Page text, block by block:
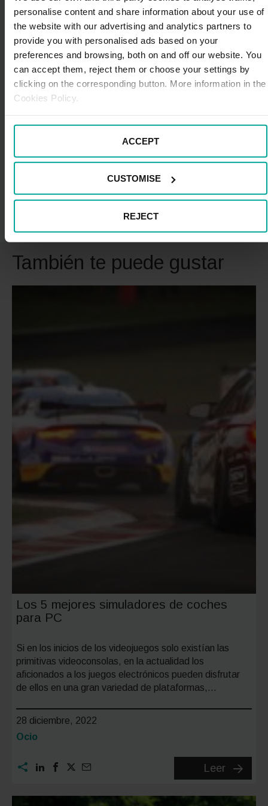
personalise content and share information about your use of
the website with our advertising and analytics partners to
provide you with personalised ads based on your
preferences and browsing, both on and off our website. You
can accept them, reject them or choose your settings by
clicking on the corresponding button. More information in the
Cookies Policy.
ACCEPT
CUSTOMISE
REJECT
día, es fundamental para cuidar tu vida y la de los
demás. Si tienes niños en casa, edúcalos desde
pequeños y enséñales las normas generales de
circulación tanto en vías urbanas como en el resto.
DesdeWikidriver, también te invitamos a participar
de todas las actividades online que se lleven a cabo
para concienciar acerca de la importancia de acatar las
positivo! Es una buena ocasión para difundir un
mensaje tan potente entre tu comunidad de amigos.
También te puede gustar
Los 5 mejores simuladores de coches
para PC
Si en los inicios de los videojuegos solo existían las
primitivas videoconsolas, en la actualidad los
aficionados a los juegos electrónicos pueden disfrutar
de ellos en una gran variedad de plataformas,…
28 diciembre, 2022
Categoría:
Ocio
Leer
Los
mejores